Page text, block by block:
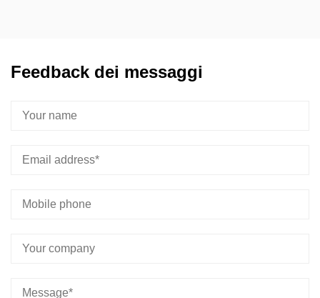
Feedback dei messaggi